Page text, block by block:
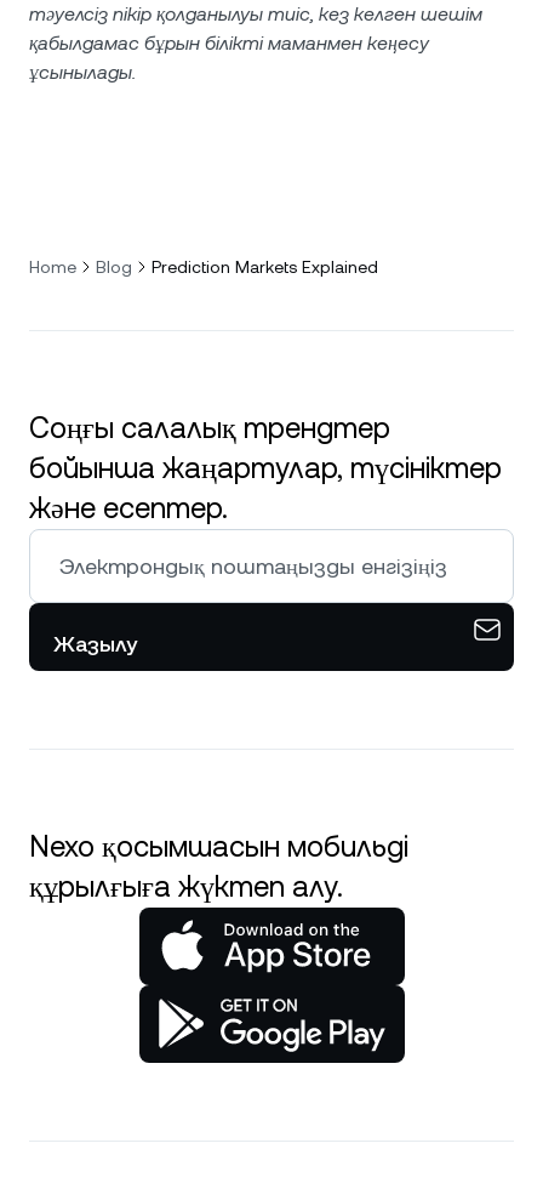
тәуелсіз пікір қолданылуы тиіс, кез келген шешім
қабылдамас бұрын білікті маманмен кеңесу
ұсынылады.
Home Blog Prediction Markets Explained
Соңғы салалық трендтер
бойынша жаңартулар, түсініктер
және есептер.
Жазылу
Nexo қосымшасын мобильді
құрылғыға жүктеп алу.